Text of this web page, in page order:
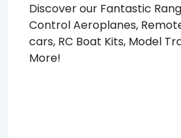
Discover our Fantastic
Control Aeroplanes,
cars, RC Boat Kits, Model
More!